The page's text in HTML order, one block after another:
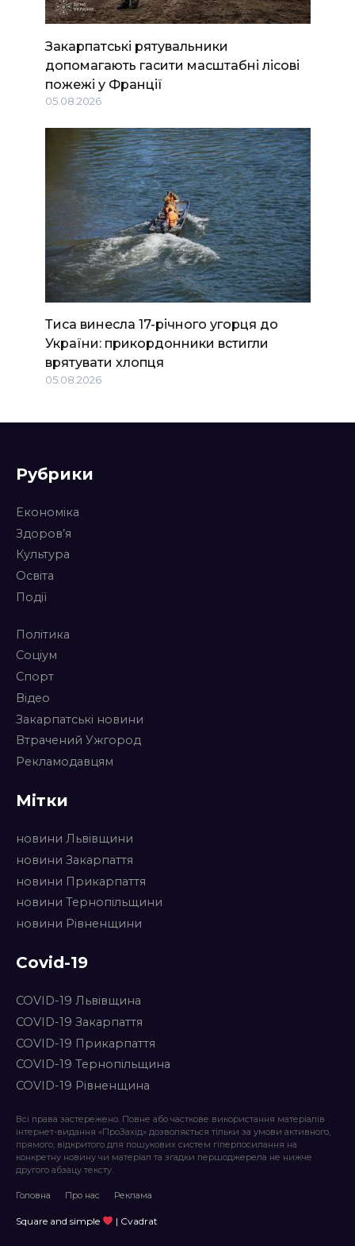
Закарпатські рятувальники
допомагають гасити масштабні лісові
пожежі у Франції
05.08.2026
Тиса винесла 17-річного угорця до
України: прикордонники встигли
врятувати хлопця
05.08.2026
Рубрики
Економіка
Здоров’я
Культура
Освіта
Події
Політика
Соціум
Спорт
Відео
Закарпатські новини
Втрачений Ужгород
Рекламодавцям
Мітки
новини Львівщини
новини Закарпаття
новини Прикарпаття
новини Тернопільщини
новини Рівненщини
Covid-19
COVID-19 Львівщина
COVID-19 Закарпаття
COVID-19 Прикарпаття
COVID-19 Тернопільщина
COVID-19 Рівненщина
Всі права застережено. Повне або часткове використання матеріалів
інтернет-видання «ПроЗахід» дозволяється тільки за умови активного,
прямого, відкритого для пошукових систем гіперпосилання на
конкретну новину чи матеріал та згадки першоджерела не нижче
другого абзацу тексту.
Головна Про нас Реклама
Square and simple | Cvadrat